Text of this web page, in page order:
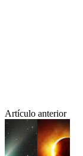
Artículo anterior